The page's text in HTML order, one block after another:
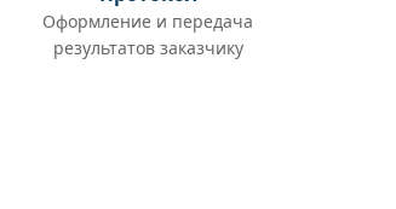
Оформление и передача
результатов заказчику